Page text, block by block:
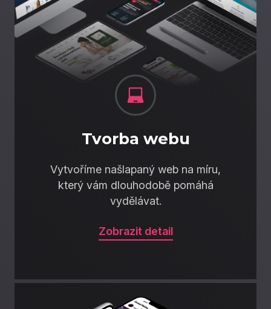
Tvorba webu
Vytvoříme našlapaný web na míru,
který vám dlouhodobě pomáhá
vydělávat.
Zobrazit detail